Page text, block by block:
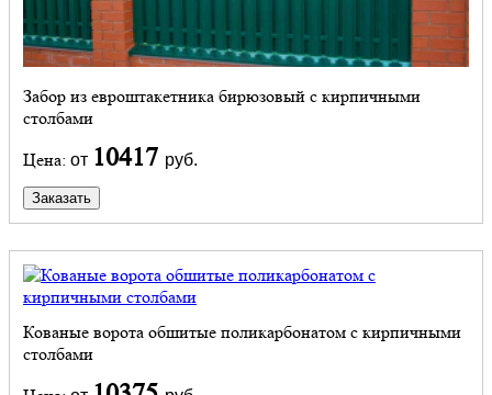
Забор из евроштакетника бирюзовый с кирпичными
столбами
Цена: от 10417 руб.
Заказать
Кованые ворота обшитые поликарбонатом с кирпичными
столбами